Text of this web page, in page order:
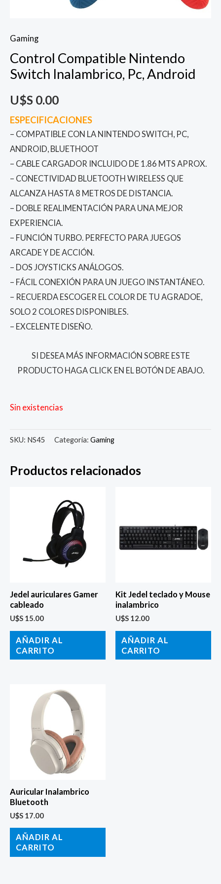
Gaming
Control Compatible Nintendo
Switch Inalambrico, Pc, Android
U$S 0.00
ESPECIFICACIONES
– COMPATIBLE CON LA NINTENDO SWITCH, PC,
ANDROID, BLUETHOOT
– CABLE CARGADOR INCLUIDO DE 1.86 MTS APROX.
– CONECTIVIDAD BLUETOOTH WIRELESS QUE
ALCANZA HASTA 8 METROS DE DISTANCIA.
– DOBLE REALIMENTACIÓN PARA UNA MEJOR
EXPERIENCIA.
– FUNCIÓN TURBO. PERFECTO PARA JUEGOS
ARCADE Y DE ACCIÓN.
– DOS JOYSTICKS ANÁLOGOS.
– FÁCIL CONEXIÓN PARA UN JUEGO INSTANTÁNEO.
– RECUERDA ESCOGER EL COLOR DE TU AGRADOE,
SOLO 2 COLORES DISPONIBLES.
– EXCELENTE DISEÑO.
SI DESEA MÁS INFORMACIÓN SOBRE ESTE
PRODUCTO HAGA CLICK EN EL BOTÓN DE ABAJO.
Sin existencias
SKU: NS45 Categoría: Gaming
Productos relacionados
Jedel auriculares Gamer
cableado
U$S 15.00
AÑADIR AL
CARRITO
Kit Jedel teclado y Mouse
inalambrico
U$S 12.00
AÑADIR AL
CARRITO
Auricular Inalambrico
Bluetooth
U$S 17.00
AÑADIR AL
CARRITO